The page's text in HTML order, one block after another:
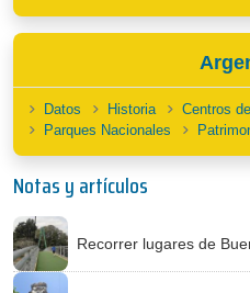
Datos Historia Centros
Parques Nacionales
Notas y artículos
Recorrer lugares de